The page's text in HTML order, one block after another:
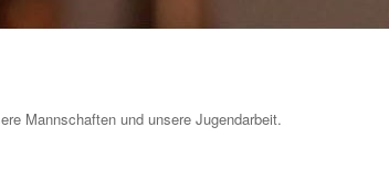
Mannschaften und unsere Jugendarbeit.